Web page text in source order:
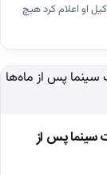
او اعلام کرد هیچ
سینما پس از